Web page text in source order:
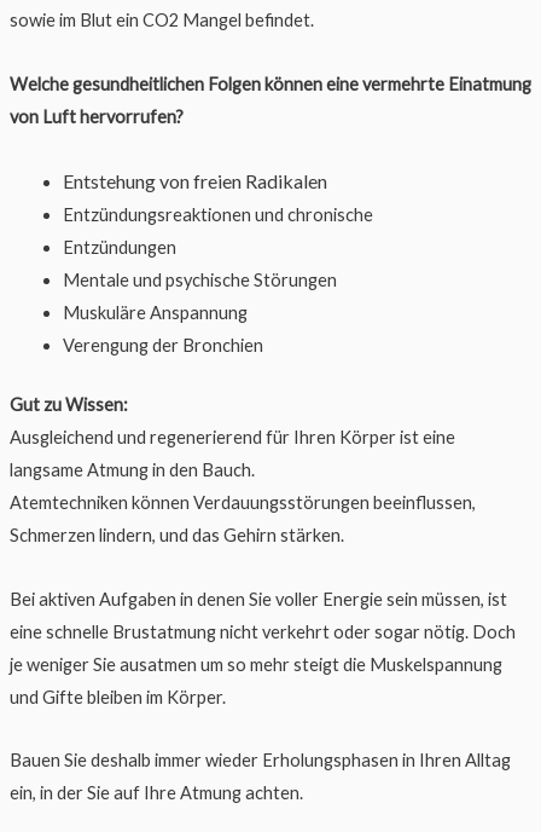
sowie im Blut ein CO2 Mangel befindet.
Welche gesundheitlichen Folgen können eine vermehrte Einatmung
von Luft hervorrufen?
Entstehung von freien Radikalen
Entzündungsreaktionen und chronische
Entzündungen
Mentale und psychische Störungen
Muskuläre Anspannung
Verengung der Bronchien
Gut zu Wissen:
Ausgleichend und regenerierend für Ihren Körper ist eine
langsame Atmung in den Bauch.
Atemtechniken können Verdauungsstörungen beeinflussen,
Schmerzen lindern, und das Gehirn stärken.
Bei aktiven Aufgaben in denen Sie voller Energie sein müssen, ist
eine schnelle Brustatmung nicht verkehrt oder sogar nötig. Doch
je weniger Sie ausatmen um so mehr steigt die Muskelspannung
und Gifte bleiben im Körper.
Bauen Sie deshalb immer wieder Erholungsphasen in Ihren Alltag
ein, in der Sie auf Ihre Atmung achten.